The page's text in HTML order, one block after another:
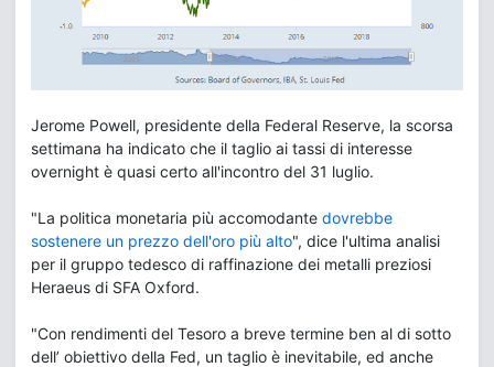
Jerome Powell, presidente della Federal Reserve, la scorsa
settimana ha indicato che il taglio ai tassi di interesse
overnight è quasi certo all'incontro del 31 luglio.
"La politica monetaria più accomodante dovrebbe
sostenere un prezzo dell'oro più alto", dice l'ultima analisi
per il gruppo tedesco di raffinazione dei metalli preziosi
Heraeus di SFA Oxford.
"Con rendimenti del Tesoro a breve termine ben al di sotto
dell’ obiettivo della Fed, un taglio è inevitabile, ed anche